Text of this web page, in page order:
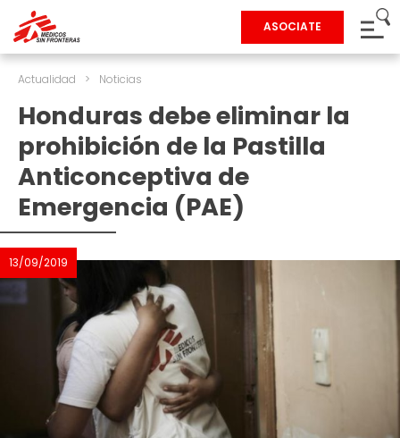
ASOCIATE
Actualidad > Noticias
Honduras debe eliminar la
prohibición de la Pastilla
Anticonceptiva de
Emergencia (PAE)
13/09/2019